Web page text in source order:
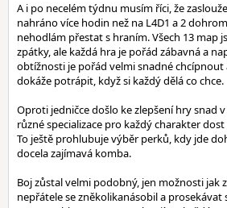
A i po necelém týdnu musím říci, že
nahráno více hodin než na L4D1 a 2
nehodlám přestat s hraním. Všech 13 map
zpátky, ale každá hra je pořád zábavná a
obtížnosti je pořád velmi snadné
dokáže potrápit, když si každý dělá co chce.
Oproti jedničce došlo ke zlepšení hry snad
různé specializace pro každý charakter
To ještě prohlubuje výběr perků, kdy jde
docela zajímavá komba.
Boj zůstal velmi podobný, jen možnosti jak
nepřátele se zněkolikanásobil a